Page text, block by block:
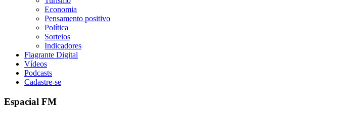
Economia
Pensamento positivo
Política
Sorteios
Indicadores
Flagrante Digital
Vídeos
Podcasts
Cadastre-se
Espacial FM